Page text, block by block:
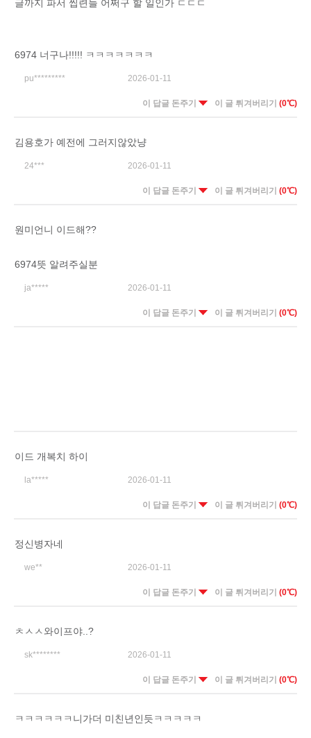
글까지 파서 씹련들 어쩌구 할 일인가 ㄷㄷㄷ
6974 너구나!!!!! ㅋㅋㅋㅋㅋㅋㅋ
pu********* 2026-01-11
이 답글 돈주기 이 글 튀겨버리기 (0℃)
김용호가 예전에 그러지않았냥
24*** 2026-01-11
이 답글 돈주기 이 글 튀겨버리기 (0℃)
원미언니 이드해??
6974뜻 알려주실분
ja***** 2026-01-11
이 답글 돈주기 이 글 튀겨버리기 (0℃)
이드 개복치 하이
la***** 2026-01-11
이 답글 돈주기 이 글 튀겨버리기 (0℃)
정신병자네
we** 2026-01-11
이 답글 돈주기 이 글 튀겨버리기 (0℃)
ㅊㅅㅅ와이프야..?
sk******** 2026-01-11
이 답글 돈주기 이 글 튀겨버리기 (0℃)
ㅋㅋㅋㅋㅋㅋ니가더 미친년인듯ㅋㅋㅋㅋㅋ